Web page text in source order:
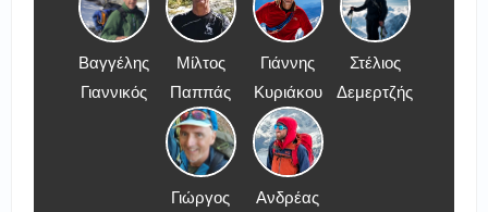
Βαγγέλης
Γιαννικός
Μίλτος
Παππάς
Γιάννης
Κυριάκου
Στέλιος
Δεμερτζής
Γιώργος
Ανδρέας